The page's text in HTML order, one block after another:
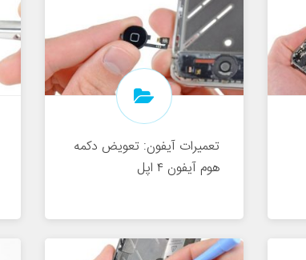
تعمیرات آیفون: تعویض دکمه
هوم آیفون ۴ اپل